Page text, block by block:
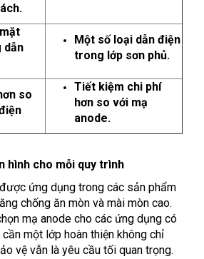
dẫn
Một số loại dẫn điện
trong lớp sơn phủ.
so
Tiết kiệm chi phí
hơn so với mạ
anode.
hình cho mỗi quy trình
ứng dụng trong các sản phẩm
chống ăn mòn và mài mòn cao.
mạ anode cho các ứng dụng có
một lớp hoàn thiện không chỉ
vệ vẫn là yêu cầu tối quan trọng.